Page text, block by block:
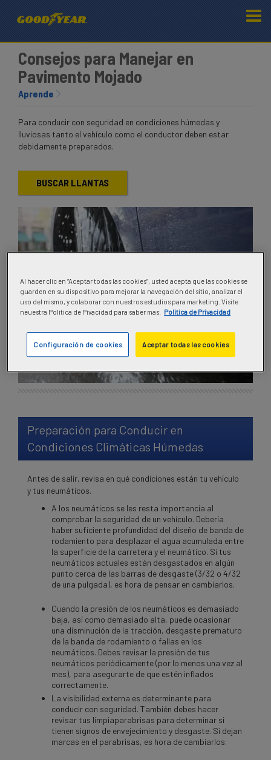
Consejos para Manejar en
Pavimento Mojado
Aprende
Para conducir con seguridad en condiciones húmedas y
lluviosas tanto el vehículo como el conductor deben estar
debidamente preparados.
BUSCAR LLANTAS
Preparación para Conducir en
Condiciones Climáticas Húmedas
Antes de salir, revisa en qué condiciones están tu vehículo
y tus neumáticos.
A los neumáticos se les resta importancia al
comprobar la seguridad de un vehículo. Debería
haber suficiente profundidad del diseño de banda de
rodamiento para desplazar el agua acumulada entre
la superficie de la carretera y el neumático. Si tus
neumáticos actuales están desgastados en algún
punto cerca de las barras de desgaste (3/32 o 4/32
de una pulgada), es hora de pensar en cambiarlos.
Cuando la presión de los neumáticos es demasiado
baja, así como demasiado alta, puede ocasionar
una disminución de la tracción, desgaste prematuro
de la banda de rodamiento o fallas en los
neumáticos. Debes revisar la presión de tus
neumáticos periódicamente (por lo menos una vez al
mes), para asegurarte de que estén inflados
correctamente.
La visibilidad externa es determinante para
conducir con seguridad. También debes hacer
revisar tus limpiaparabrisas para determinar si
tienen signos de envejecimiento y desgaste. Si dejan
marcas en el parabrisas, es hora de cambiarlos.
Al hacer clic en “Aceptar todas las cookies”, usted acepta que las cookies se
guarden en su dispositivo para mejorar la navegación del sitio, analizar el
uso del mismo, y colaborar con nuestros estudios para marketing. Visite
neuestra Politica de Pivacidad para saber mas.
Politica de Privacidad
Aceptar todas las cookies
Configuración de cookies